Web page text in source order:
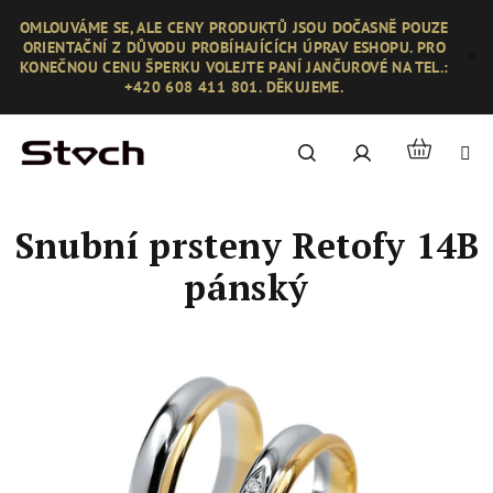
obsah
OMLOUVÁME SE, ALE CENY PRODUKTŮ JSOU DOČASNĚ POUZE
ORIENTAČNÍ Z DŮVODU PROBÍHAJÍCÍCH ÚPRAV ESHOPU. PRO
KONEČNOU CENU ŠPERKU VOLEJTE PANÍ JANČUROVÉ NA TEL.:
+420 608 411 801. DĚKUJEME.
Hledat PřihlášeníNákupní
Snubní prsteny Retofy 14B
pánský